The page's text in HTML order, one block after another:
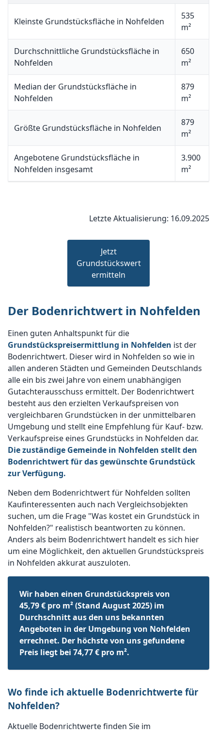
Kleinste Grundstücksfläche in Nohfelden
535
m²
Durchschnittliche Grundstücksfläche in
Nohfelden
650
m²
Median der Grundstücksfläche in
Nohfelden
879
m²
Größte Grundstücksfläche in Nohfelden
879
m²
Angebotene Grundstücksfläche in
Nohfelden insgesamt
3.900
m²
Letzte Aktualisierung: 16.09.2025
Jetzt
Grundstückswert
ermitteln
Der Bodenrichtwert in Nohfelden
Einen guten Anhaltspunkt für die
Grundstückspreisermittlung in Nohfelden ist der
Bodenrichtwert. Dieser wird in Nohfelden so wie in
allen anderen Städten und Gemeinden Deutschlands
alle ein bis zwei Jahre von einem unabhängigen
Gutachterausschuss ermittelt. Der Bodenrichtwert
besteht aus den erzielten Verkaufspreisen von
vergleichbaren Grundstücken in der unmittelbaren
Umgebung und stellt eine Empfehlung für Kauf- bzw.
Verkaufspreise eines Grundstücks in Nohfelden dar.
Die zuständige Gemeinde in Nohfelden stellt den
Bodenrichtwert für das gewünschte Grundstück
zur Verfügung.
Neben dem Bodenrichtwert für Nohfelden sollten
Kaufinteressenten auch nach Vergleichsobjekten
suchen, um die Frage "Was kostet ein Grundstück in
Nohfelden?" realistisch beantworten zu können.
Anders als beim Bodenrichtwert handelt es sich hier
um eine Möglichkeit, den aktuellen Grundstückspreis
in Nohfelden akkurat auszuloten.
Wir haben einen Grundstückspreis von
45,79 € pro m² (Stand August 2025) im
Durchschnitt aus den uns bekannten
Angeboten in der Umgebung von Nohfelden
errechnet. Der höchste von uns gefundene
Preis liegt bei 74,77 € pro m².
Wo finde ich aktuelle Bodenrichtwerte für
Nohfelden?
Aktuelle Bodenrichtwerte finden Sie im